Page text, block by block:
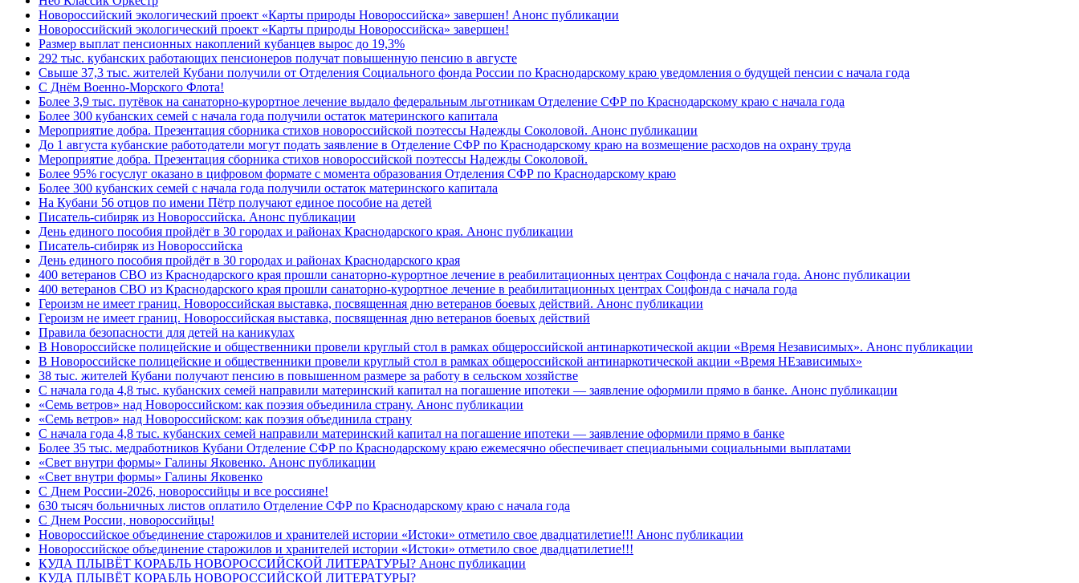
Новороссийский экологический проект «Карты природы Новороссийска» завершен! Анонс публикации
Новороссийский экологический проект «Карты природы Новороссийска» завершен!
Размер выплат пенсионных накоплений кубанцев вырос до 19,3%
292 тыс. кубанских работающих пенсионеров получат повышенную пенсию в августе
Свыше 37,3 тыс. жителей Кубани получили от Отделения Социального фонда России по Краснодарскому краю уведомления о будущей пенсии с начала года
C Днём Военно-Морского Флота!
Более 3,9 тыс. путёвок на санаторно-курортное лечение выдало федеральным льготникам Отделение СФР по Краснодарскому краю с начала года
Более 300 кубанских семей с начала года получили остаток материнского капитала
Мероприятие добра. Презентация сборника стихов новороссийской поэтессы Надежды Соколовой. Анонс публикации
До 1 августа кубанские работодатели могут подать заявление в Отделение СФР по Краснодарскому краю на возмещение расходов на охрану труда
Мероприятие добра. Презентация сборника стихов новороссийской поэтессы Надежды Соколовой.
Более 95% госуслуг оказано в цифровом формате с момента образования Отделения СФР по Краснодарскому краю
Более 300 кубанских семей с начала года получили остаток материнского капитала
На Кубани 56 отцов по имени Пётр получают единое пособие на детей
Писатель-сибиряк из Новороссийска. Анонс публикации
День единого пособия пройдёт в 30 городах и районах Краснодарского края. Анонс публикации
Писатель-сибиряк из Новороссийска
День единого пособия пройдёт в 30 городах и районах Краснодарского края
400 ветеранов СВО из Краснодарского края прошли санаторно-курортное лечение в реабилитационных центрах Соцфонда с начала года. Анонс публикации
400 ветеранов СВО из Краснодарского края прошли санаторно-курортное лечение в реабилитационных центрах Соцфонда с начала года
Героизм не имеет границ. Новороссийская выставка, посвященная дню ветеранов боевых действий. Анонс публикации
Героизм не имеет границ. Новороссийская выставка, посвященная дню ветеранов боевых действий
Правила безопасности для детей на каникулах
В Новороссийске полицейские и общественники провели круглый стол в рамках общероссийской антинаркотической акции «Время Независимых». Анонс публикации
В Новороссийске полицейские и общественники провели круглый стол в рамках общероссийской антинаркотической акции «Время НЕзависимых»
38 тыс. жителей Кубани получают пенсию в повышенном размере за работу в сельском хозяйстве
С начала года 4,8 тыс. кубанских семей направили материнский капитал на погашение ипотеки — заявление оформили прямо в банке. Анонс публикации
«Семь ветров» над Новороссийском: как поэзия объединила страну. Анонс публикации
«Семь ветров» над Новороссийском: как поэзия объединила страну
С начала года 4,8 тыс. кубанских семей направили материнский капитал на погашение ипотеки — заявление оформили прямо в банке
Более 35 тыс. медработников Кубани Отделение СФР по Краснодарскому краю ежемесячно обеспечивает специальными социальными выплатами
«Свет внутри формы» Галины Яковенко. Анонс публикации
«Свет внутри формы» Галины Яковенко
C Днем России-2026, новороссийцы и все россияне!
630 тысяч больничных листов оплатило Отделение СФР по Краснодарскому краю с начала года
C Днем России, новороссийцы!
Новороссийское объединение старожилов и хранителей истории «Истоки» отметило свое двадцатилетие!!! Анонс публикации
Новороссийское объединение старожилов и хранителей истории «Истоки» отметило свое двадцатилетие!!!
КУДА ПЛЫВЁТ КОРАБЛЬ НОВОРОССИЙСКОЙ ЛИТЕРАТУРЫ? Анонс публикации
КУДА ПЛЫВЁТ КОРАБЛЬ НОВОРОССИЙСКОЙ ЛИТЕРАТУРЫ?